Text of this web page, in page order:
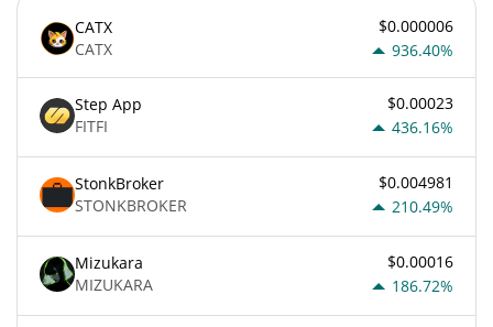
CATX
CATX
$0.000006
936.40%
Step App
FITFI
$0.00023
436.16%
StonkBroker
STONKBROKER
$0.004981
210.49%
Mizukara
MIZUKARA
$0.00016
186.72%